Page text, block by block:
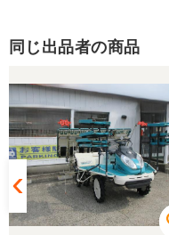
同じ出品者の商品